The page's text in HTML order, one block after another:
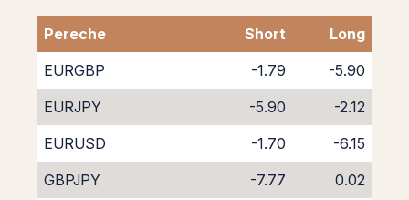
Pereche Short
Long
EURGBP
-1.79
-5.90
EURJPY
-5.90
-2.12
EURUSD
-1.70
-6.15
GBPJPY
-7.77
0.02